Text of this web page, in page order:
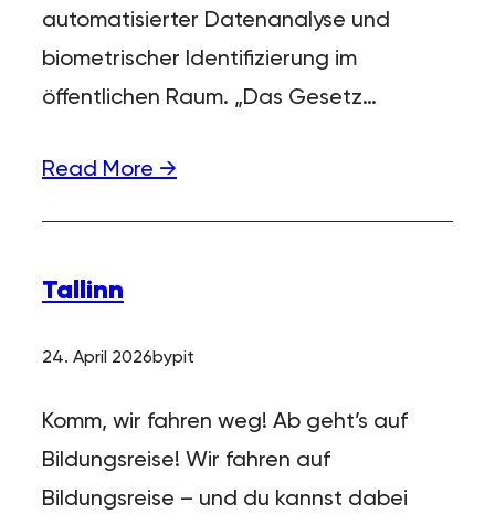
automatisierter Datenanalyse und
biometrischer Identifizierung im
öffentlichen Raum. „Das Gesetz…
Read More →
Tallinn
24. April 2026bypit
Komm, wir fahren weg! Ab geht’s auf
Bildungsreise! Wir fahren auf
Bildungsreise – und du kannst dabei